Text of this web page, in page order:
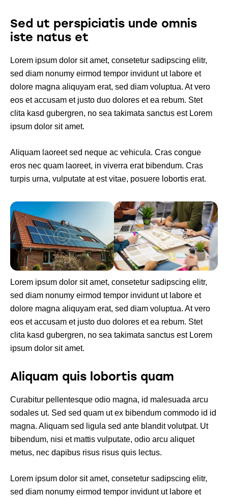
Sed ut perspiciatis unde omnis
iste natus et
Lorem ipsum dolor sit amet, consetetur sadipscing elitr,
sed diam nonumy eirmod tempor invidunt ut labore et
dolore magna aliquyam erat, sed diam voluptua. At vero
eos et accusam et justo duo dolores et ea rebum. Stet
clita kasd gubergren, no sea takimata sanctus est Lorem
ipsum dolor sit amet.
Aliquam laoreet sed neque ac vehicula. Cras congue
eros nec quam laoreet, in viverra erat bibendum. Cras
turpis urna, vulputate at est vitae, posuere lobortis erat.
Lorem ipsum dolor sit amet, consetetur sadipscing elitr,
sed diam nonumy eirmod tempor invidunt ut labore et
dolore magna aliquyam erat, sed diam voluptua. At vero
eos et accusam et justo duo dolores et ea rebum. Stet
clita kasd gubergren, no sea takimata sanctus est Lorem
ipsum dolor sit amet.
Aliquam quis lobortis quam
Curabitur pellentesque odio magna, id malesuada arcu
sodales ut. Sed sed quam ut ex bibendum commodo id id
magna. Aliquam sed ligula sed ante blandit volutpat. Ut
bibendum, nisi et mattis vulputate, odio arcu aliquet
metus, nec dapibus risus risus quis lectus.
Lorem ipsum dolor sit amet, consetetur sadipscing elitr,
sed diam nonumy eirmod tempor invidunt ut labore et